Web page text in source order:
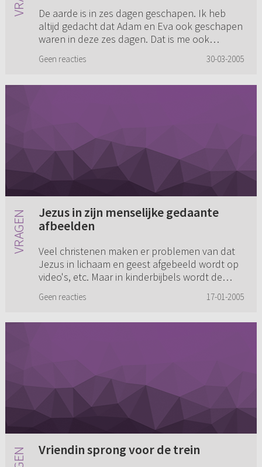
De aarde is in zes dagen geschapen. Ik heb
altijd gedacht dat Adam en Eva ook geschapen
waren in deze zes dagen. Dat is me ook
eerst dat de aarde ge...
Geen reacties 30-03-2005
Jezus in zijn menselijke gedaante
afbeelden
Veel christenen maken er problemen van dat
Jezus in lichaam en geest afgebeeld wordt op
video's, etc. Maar in kinderbijbels wordt de
Jezus in zijn menselijk...
Geen reacties 17-01-2005
Vriendin sprong voor de trein